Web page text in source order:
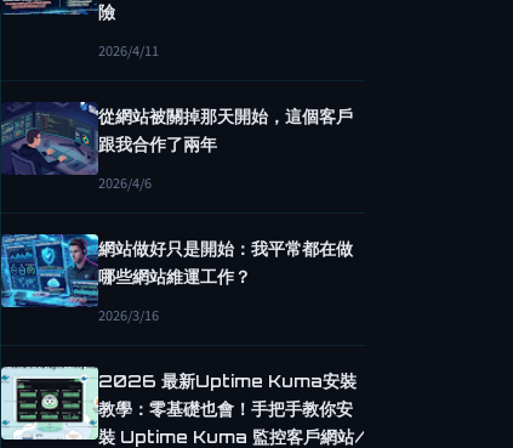
險
2026/4/11
從網站被關掉那天開始，這個客戶
跟我合作了兩年
2026/4/6
網站做好只是開始：我平常都在做
哪些網站維運工作？
2026/3/16
2026 最新Uptime Kuma安裝
教學：零基礎也會！手把手教你安
裝 Uptime Kuma 監控客戶網站/